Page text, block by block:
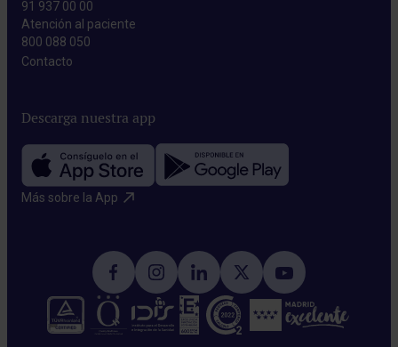
91 937 00 00
Atención al paciente
800 088 050
Contacto​
Descarga nuestra app
Más sobre la App​